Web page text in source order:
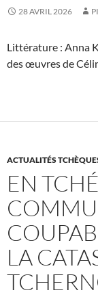
28 AVRIL 2026
Littérature : Anna
des œuvres de
ACTUALITÉS
EN
LA